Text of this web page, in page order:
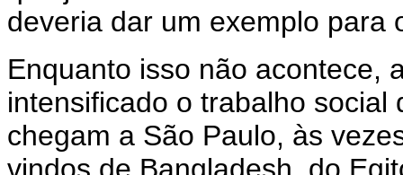
deveria dar um exemplo para
Enquanto isso não acontece,
intensificado o trabalho
chegam a São Paulo, às